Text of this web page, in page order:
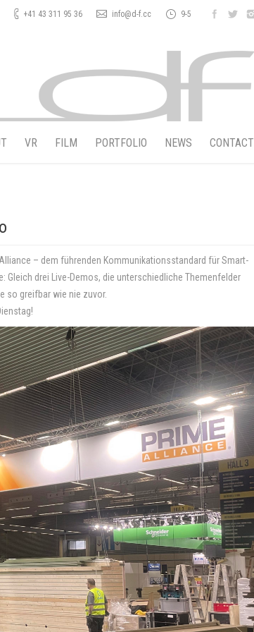
+41 43 311 95 36 info@d-f.cc 9-5
VR FILM PORTFOLIO NEWS CONTACT
– dem führenden Kommunikationsstandard für Smart-
Gleich drei Live-Demos, die unterschiedliche Themenfelder
so greifbar wie nie zuvor.